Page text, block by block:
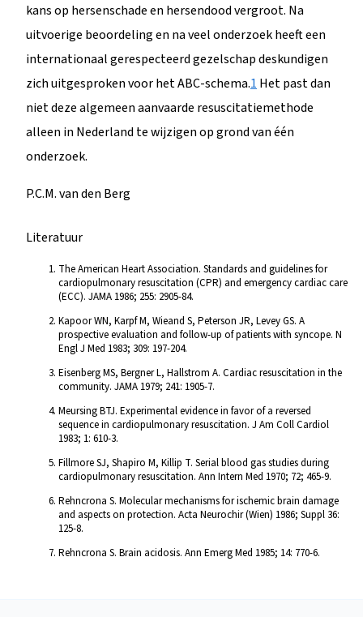
kans op hersenschade en hersendood vergroot. Na
uitvoerige beoordeling en na veel onderzoek heeft een
internationaal gerespecteerd gezelschap deskundigen
zich uitgesproken voor het ABC-schema.1 Het past dan
niet deze algemeen aanvaarde resuscitatiemethode
alleen in Nederland te wijzigen op grond van één
onderzoek.
P.C.M. van den Berg
Literatuur
The American Heart Association. Standards and guidelines for
cardiopulmonary resuscitation (CPR) and emergency cardiac care
(ECC). JAMA 1986; 255: 2905-84.
Kapoor WN, Karpf M, Wieand S, Peterson JR, Levey GS. A
prospective evaluation and follow-up of patients with syncope. N
Engl J Med 1983; 309: 197-204.
Eisenberg MS, Bergner L, Hallstrom A. Cardiac resuscitation in the
community. JAMA 1979; 241: 1905-7.
Meursing BTJ. Experimental evidence in favor of a reversed
sequence in cardiopulmonary resuscitation. J Am Coll Cardiol
1983; 1: 610-3.
Fillmore SJ, Shapiro M, Killip T. Serial blood gas studies during
cardiopulmonary resuscitation. Ann Intern Med 1970; 72; 465-9.
Rehncrona S. Molecular mechanisms for ischemic brain damage
and aspects on protection. Acta Neurochir (Wien) 1986; Suppl 36:
125-8.
Rehncrona S. Brain acidosis. Ann Emerg Med 1985; 14: 770-6.